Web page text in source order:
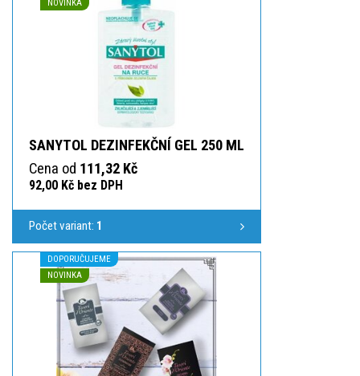
NOVINKA
SANYTOL DEZINFEKČNÍ GEL 250 ML
Cena od 111,32 Kč
92,00 Kč bez DPH
Počet variant: 1
DOPORUČUJEME
NOVINKA